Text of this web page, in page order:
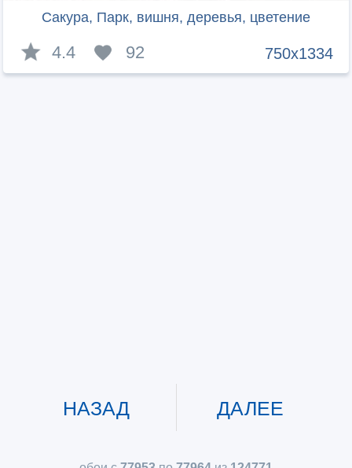
Сакура, Парк, вишня, деревья, цветение
750x1334
4.4 92
НАЗАД ДАЛЕЕ